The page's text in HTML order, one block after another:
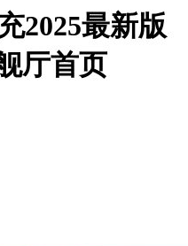
2025最新版
厅首页